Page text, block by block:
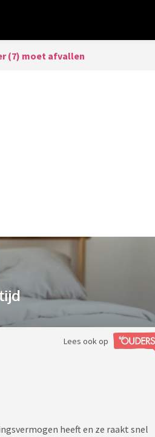
(7) moet afvallen
Lees ook op
heeft en ze raakt snel